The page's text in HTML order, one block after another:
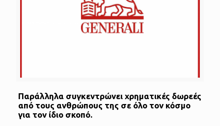
Παράλληλα συγκεντρώνει χρηματικές δωρεές
από τους ανθρώπους της σε όλο τον κόσμο
για τον ίδιο σκοπό.